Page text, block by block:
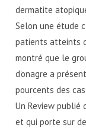
dermatite
Selon une étude
patients atteints
montré que le
d’onagre a
pourcents des cas
Un Review
et qui porte sur